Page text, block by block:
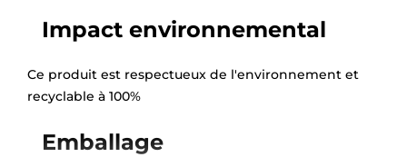
Impact environnemental
Ce produit est respectueux de l'environnement et
recyclable à 100%
Emballage